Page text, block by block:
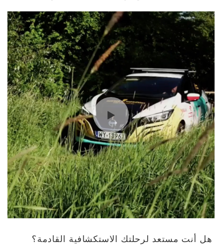
هل أنت مستعد لرحلتك الاستكشافية القادمة؟